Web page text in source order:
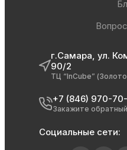
г.Самара, ул.
90/2
ТЦ “InCube”
+7 (846) 970-
Закажите
Социальные сети: